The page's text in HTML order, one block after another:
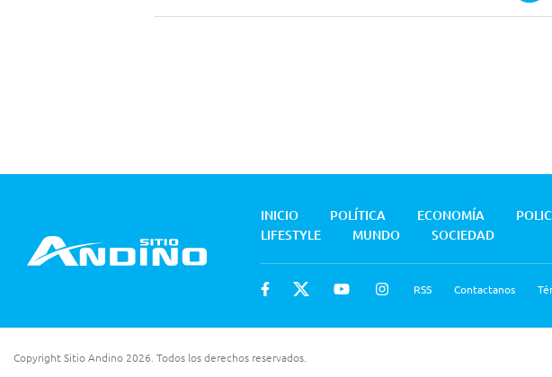
INICIO POLÍTICA ECONOMÍA
LIFESTYLE
MUNDO SOCIEDAD
RSS Contactanos
Copyright Sitio Andino 2026. Todos los derechos reservados.